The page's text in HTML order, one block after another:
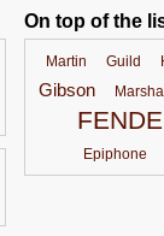
On top of the
Martin Guild
Gibson
Epiphone